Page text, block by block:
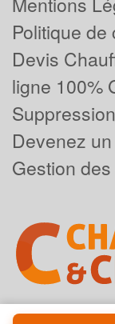
Politique
Devis
ligne 100%
Devenez
Gestion